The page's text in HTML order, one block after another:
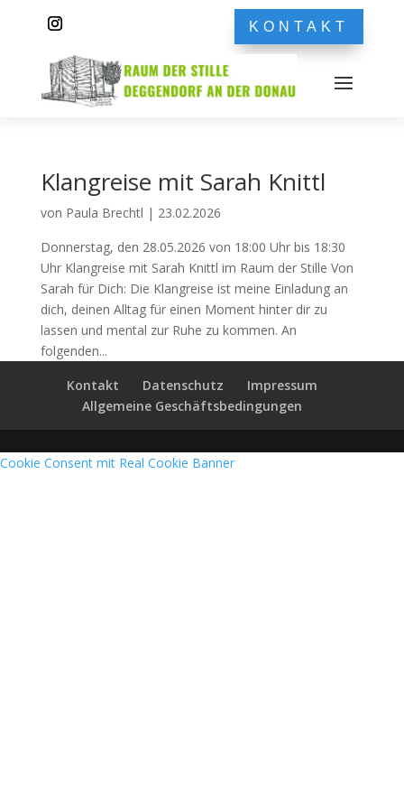
KONTAKT
Klangreise mit Sarah Knittl
von Paula Brechtl | 23.02.2026
Donnerstag, den 28.05.2026 von 18:00 Uhr bis 18:30
Uhr Klangreise mit Sarah Knittl im Raum der Stille Von
Sarah für Dich: Die Klangreise ist meine Einladung an
dich, deinen Alltag für einen Moment hinter dir zu
lassen und mental zur Ruhe zu kommen. An
folgenden...
Kontakt
Datenschutz
Impressum
Allgemeine Geschäftsbedingungen
Cookie Consent mit Real Cookie Banner